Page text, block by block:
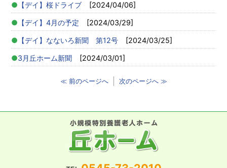
【デイ】桜ドライブ [2024/04/06]
【デイ】4月の予定 [2024/03/29]
【デイ】なないろ新聞 第12号 [2024/03/25]
3月丘ホーム新聞 [2024/03/01]
≪ 前のページへ 次のページへ ≫